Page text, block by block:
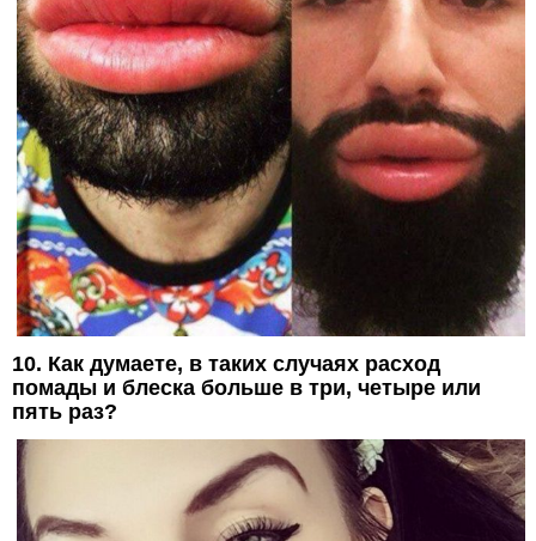
10. Как думаете, в таких случаях расход
помады и блеска больше в три, четыре или
пять раз?